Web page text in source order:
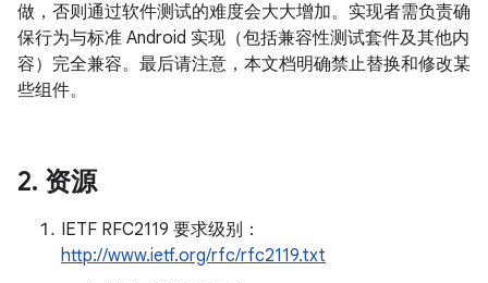
做，否则通过软件测试的难度会大大增加。实现者需负责确
保行为与标准 Android 实现（包括兼容性测试套件及其他内
容）完全兼容。最后请注意，本文档明确禁止替换和修改某
些组件。
2. 资源
IETF RFC2119 要求级别：
http://www.ietf.org/rfc/rfc2119.txt